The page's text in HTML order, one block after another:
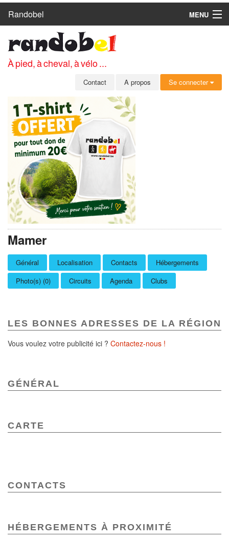
Randobel
MENU
CIRCUITS
CLUBS
MEMBRES
SE CONNECTER
INSCRIPTION GRATUITE
MOT DE PASSE OUBLIÉ
À pied, à cheval, à vélo ...
Contact A propos Se connecter
Mamer
Général Localisation Contacts
Hébergements
Photo(s) (0)
Circuits Agenda Clubs
LES BONNES ADRESSES DE LA RÉGION
Vous voulez votre publicité ici ? Contactez-nous !
GÉNÉRAL
CARTE
CONTACTS
HÉBERGEMENTS À PROXIMITÉ